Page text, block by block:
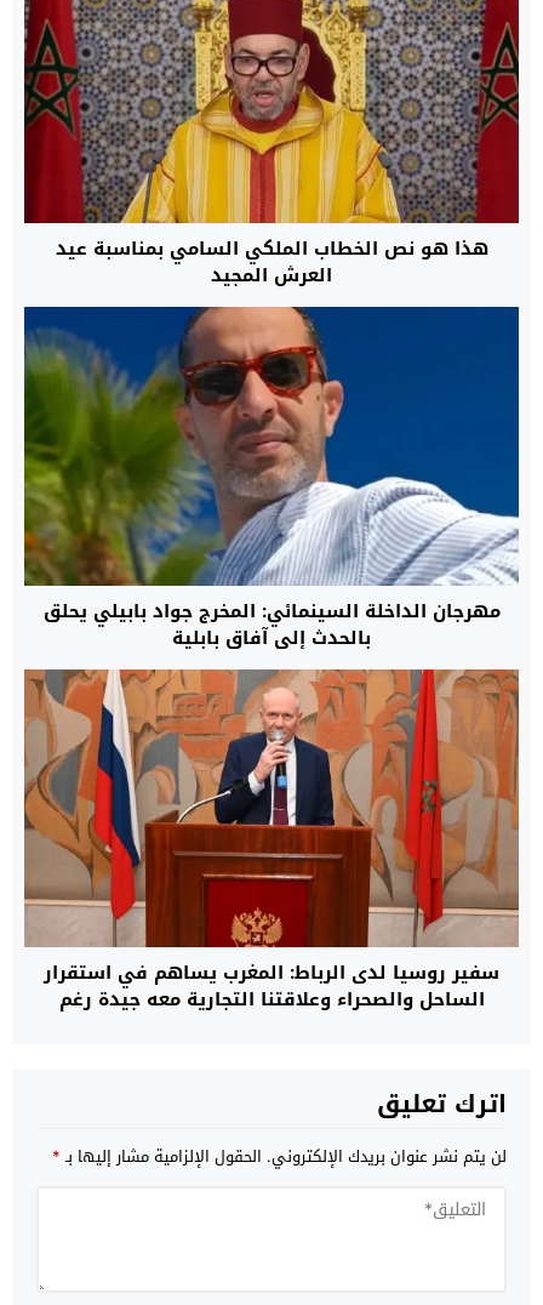
هذا هو نص الخطاب الملكي السامي بمناسبة عيد
العرش المجيد
مهرجان الداخلة السينمائي: المخرج جواد بابيلي يحلق
بالحدث إلى آفاق بابلية
سفير روسيا لدى الرباط: المغرب يساهم في استقرار
الساحل والصحراء وعلاقتنا التجارية معه جيدة رغم
اترك تعليق
لن يتم نشر عنوان بريدك الإلكتروني. الحقول الإلزامية مشار إليها بـ*